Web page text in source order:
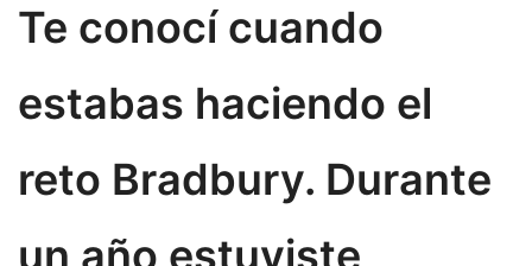
Te conocí cuando
estabas haciendo el
reto Bradbury. Durante
un año estuviste